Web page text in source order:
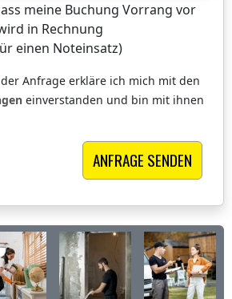
meine Buchung Vorrang vor
in Rechnung
einen Noteinsatz)
Anfrage erkläre ich mich mit den
einverstanden und bin mit ihnen